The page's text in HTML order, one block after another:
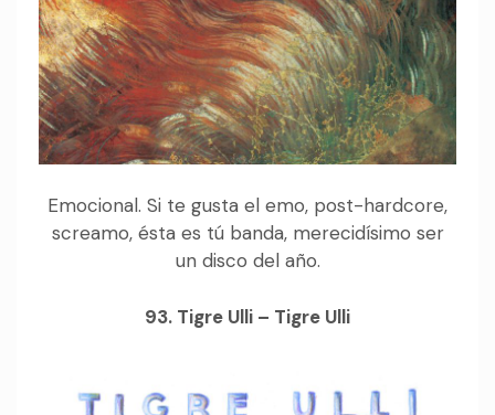
Emocional. Si te gusta el emo, post-hardcore,
screamo, ésta es tú banda, merecidísimo ser
un disco del año.
93. Tigre Ulli – Tigre Ulli